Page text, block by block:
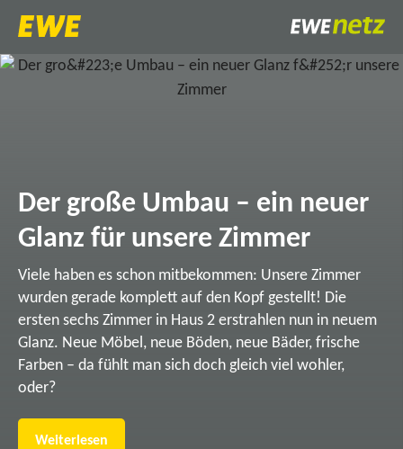
Der große Umbau – ein neuer
Glanz für unsere Zimmer
Viele haben es schon mitbekommen: Unsere Zimmer
wurden gerade komplett auf den Kopf gestellt! Die
ersten sechs Zimmer in Haus 2 erstrahlen nun in neuem
Glanz. Neue Möbel, neue Böden, neue Bäder, frische
Farben – da fühlt man sich doch gleich viel wohler,
oder?
Weiterlesen